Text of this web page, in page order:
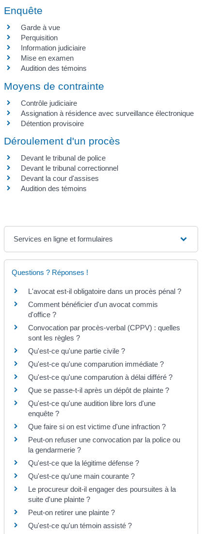
Enquête
Garde à vue
Perquisition
Information judiciaire
Mise en examen
Audition des témoins
Moyens de contrainte
Contrôle judiciaire
Assignation à résidence avec surveillance électronique
Détention provisoire
Déroulement d'un procès
Devant le tribunal de police
Devant le tribunal correctionnel
Devant la cour d'assises
Audition des témoins
Services en ligne et formulaires
Questions ? Réponses !
L'avocat est-il obligatoire dans un procès pénal ?
Comment bénéficier d'un avocat commis
d'office ?
Convocation par procès-verbal (CPPV) : quelles
sont les règles ?
Qu'est-ce qu'une partie civile ?
Qu'est-ce qu'une comparution immédiate ?
Qu'est-ce qu'une comparution à délai différé ?
Que se passe-t-il après un dépôt de plainte ?
Qu'est-ce qu'une audition libre lors d'une
enquête ?
Que faire si on est victime d'une infraction ?
Peut-on refuser une convocation par la police ou
la gendarmerie ?
Qu'est-ce que la légitime défense ?
Qu'est-ce qu'une main courante ?
Le procureur doit-il engager des poursuites à la
suite d'une plainte ?
Peut-on retirer une plainte ?
Qu'est-ce qu'un témoin assisté ?